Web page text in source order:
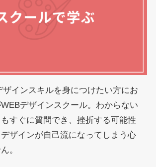
ザインスキルを身につけたい方にお
デザインスクール。わからない
すぐに質問でき、挫折する可能性
ザインが自己流になってしまう心
。